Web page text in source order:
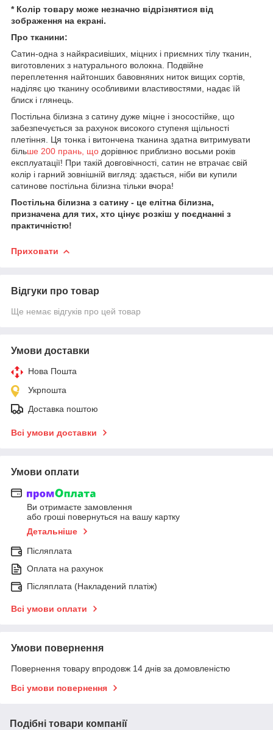
* Колір товару може незначно відрізнятися від
зображення на екрані.
Про тканини:
Сатин-одна з найкрасивіших, міцних і приємних тілу тканин,
виготовлених з натурального волокна. Подвійне
переплетення найтонших бавовняних ниток вищих сортів,
наділяє цю тканину особливими властивостями, надає їй
блиск і глянець.
Постільна білизна з сатину дуже міцне і зносостійке, що
забезпечується за рахунок високого ступеня щільності
плетіння. Ця тонка і витончена тканина здатна витримувати
більше 200 прань, що дорівнює приблизно восьми років
експлуатації! При такій довговічності, сатин не втрачає свій
колір і гарний зовнішній вигляд: здається, ніби ви купили
сатинове постільна білизна тільки вчора!
Постільна білизна з сатину - це елітна білизна,
призначена для тих, хто цінує розкіш у поєднанні з
практичністю!
Приховати
Відгуки про товар
Ще немає відгуків про цей товар
Умови доставки
Нова Пошта
Укрпошта
Доставка поштою
Всі умови доставки
Умови оплати
Ви отримаєте замовлення
або гроші повернуться на вашу картку
Детальніше
Післяплата
Оплата на рахунок
Післяплата (Накладений платіж)
Всі умови оплати
Умови повернення
Повернення товару впродовж 14 днів за домовленістю
Всі умови повернення
Подібні товари компанії